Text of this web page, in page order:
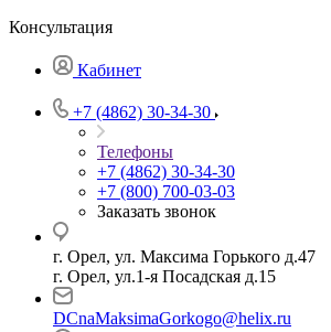
Консультация
Кабинет
+7 (4862) 30-34-30
Телефоны
+7 (4862) 30-34-30
+7 (800) 700-03-03
Заказать звонок
г. Орел, ул. Максима Горького д.47
г. Орел, ул.1-я Посадская д.15
DCnaMaksimaGorkogo@helix.ru